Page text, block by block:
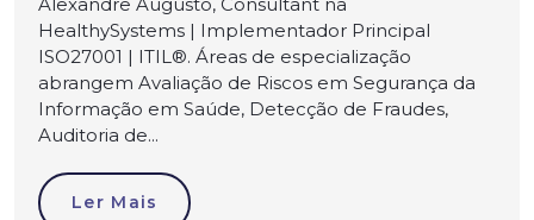
HealthySystems | Implementador Principal
ISO27001 | ITIL®. Áreas de especialização
abrangem Avaliação de Riscos em Segurança da
Informação em Saúde, Detecção de Fraudes,
Auditoria de...
Ler Mais